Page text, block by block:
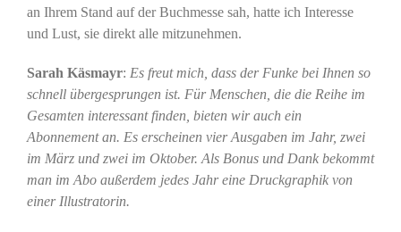
an Ihrem Stand auf der Buchmesse sah, hatte ich Interesse
und Lust, sie direkt alle mitzunehmen.
Sarah Käsmayr: Es freut mich, dass der Funke bei Ihnen so
schnell übergesprungen ist. Für Menschen, die die Reihe im
Gesamten interessant finden, bieten wir auch ein
Abonnement an. Es erscheinen vier Ausgaben im Jahr, zwei
im März und zwei im Oktober. Als Bonus und Dank bekommt
man im Abo außerdem jedes Jahr eine Druckgraphik von
einer Illustratorin.